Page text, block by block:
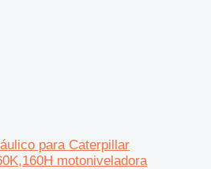
para Caterpillar
motoniveladora